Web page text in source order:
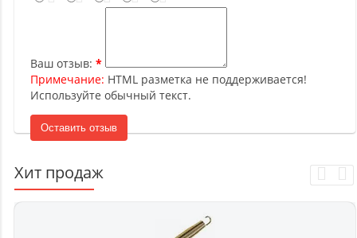
Ваш отзыв:
Примечание: HTML разметка не поддерживается!
Используйте обычный текст.
Оставить отзыв
Хит продаж